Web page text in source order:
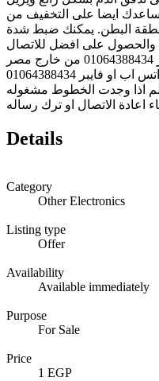
يساعدك ايضا على التخفيف من
البطن. يمكنك ضبط شدة
والحصول على افضل للاتصال
بالمبيعات من داخل مصر 01064388434 من خارج مصر
00201064388434 باقي دول العالم واتس اب او فايبر 01064388434
اذا وجدت الخطوط مشغوله
اعادة الاتصال او ترك رساله
Details
Category
Other Electronics
Listing type
Offer
Availability
Available immediately
Purpose
For Sale
Price
1 EGP